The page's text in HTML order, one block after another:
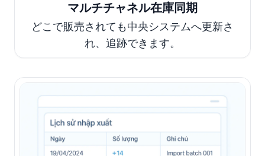
マルチチャネル在庫同期
どこで販売されても中央システムへ更新さ
れ、追跡できます。